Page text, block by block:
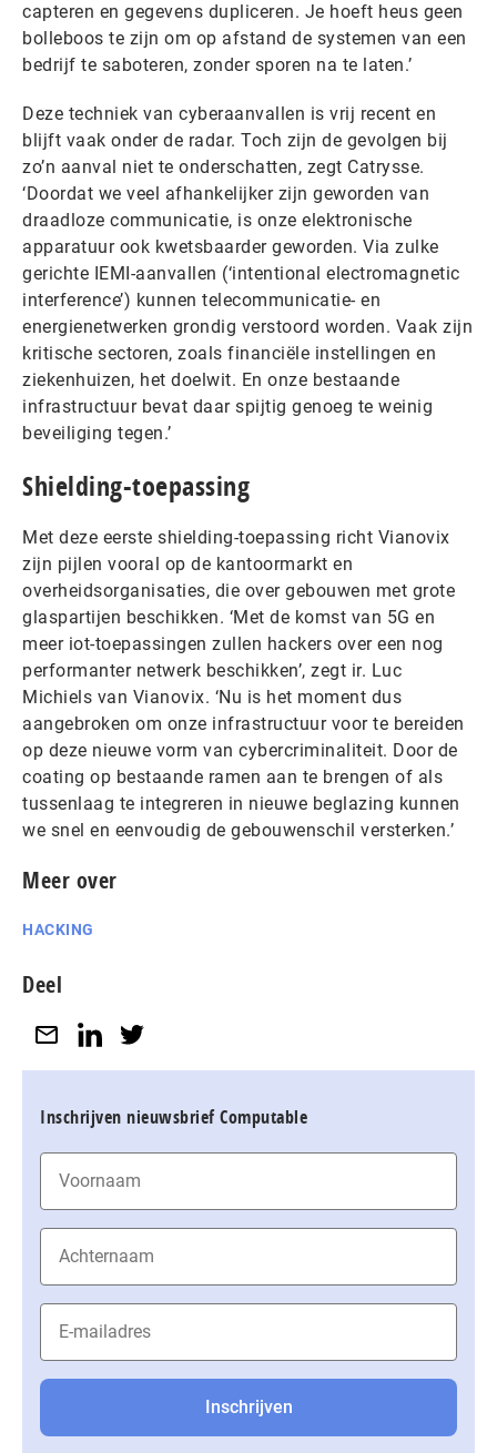
capteren en gegevens dupliceren. Je hoeft heus geen
bolleboos te zijn om op afstand de systemen van een
bedrijf te saboteren, zonder sporen na te laten.’
Deze techniek van cyberaanvallen is vrij recent en
blijft vaak onder de radar. Toch zijn de gevolgen bij
zo’n aanval niet te onderschatten, zegt Catrysse.
‘Doordat we veel afhankelijker zijn geworden van
draadloze communicatie, is onze elektronische
apparatuur ook kwetsbaarder geworden. Via zulke
gerichte IEMI-aanvallen (‘intentional electromagnetic
interference’) kunnen telecommunicatie- en
energienetwerken grondig verstoord worden. Vaak zijn
kritische sectoren, zoals financiële instellingen en
ziekenhuizen, het doelwit. En onze bestaande
infrastructuur bevat daar spijtig genoeg te weinig
beveiliging tegen.’
Shielding-toepassing
Met deze eerste shielding-toepassing richt Vianovix
zijn pijlen vooral op de kantoormarkt en
overheidsorganisaties, die over gebouwen met grote
glaspartijen beschikken. ‘Met de komst van 5G en
meer iot-toepassingen zullen hackers over een nog
performanter netwerk beschikken’, zegt ir. Luc
Michiels van Vianovix. ‘Nu is het moment dus
aangebroken om onze infrastructuur voor te bereiden
op deze nieuwe vorm van cybercriminaliteit. Door de
coating op bestaande ramen aan te brengen of als
tussenlaag te integreren in nieuwe beglazing kunnen
we snel en eenvoudig de gebouwenschil versterken.’
Meer over
HACKING
Deel
Inschrijven nieuwsbrief Computable